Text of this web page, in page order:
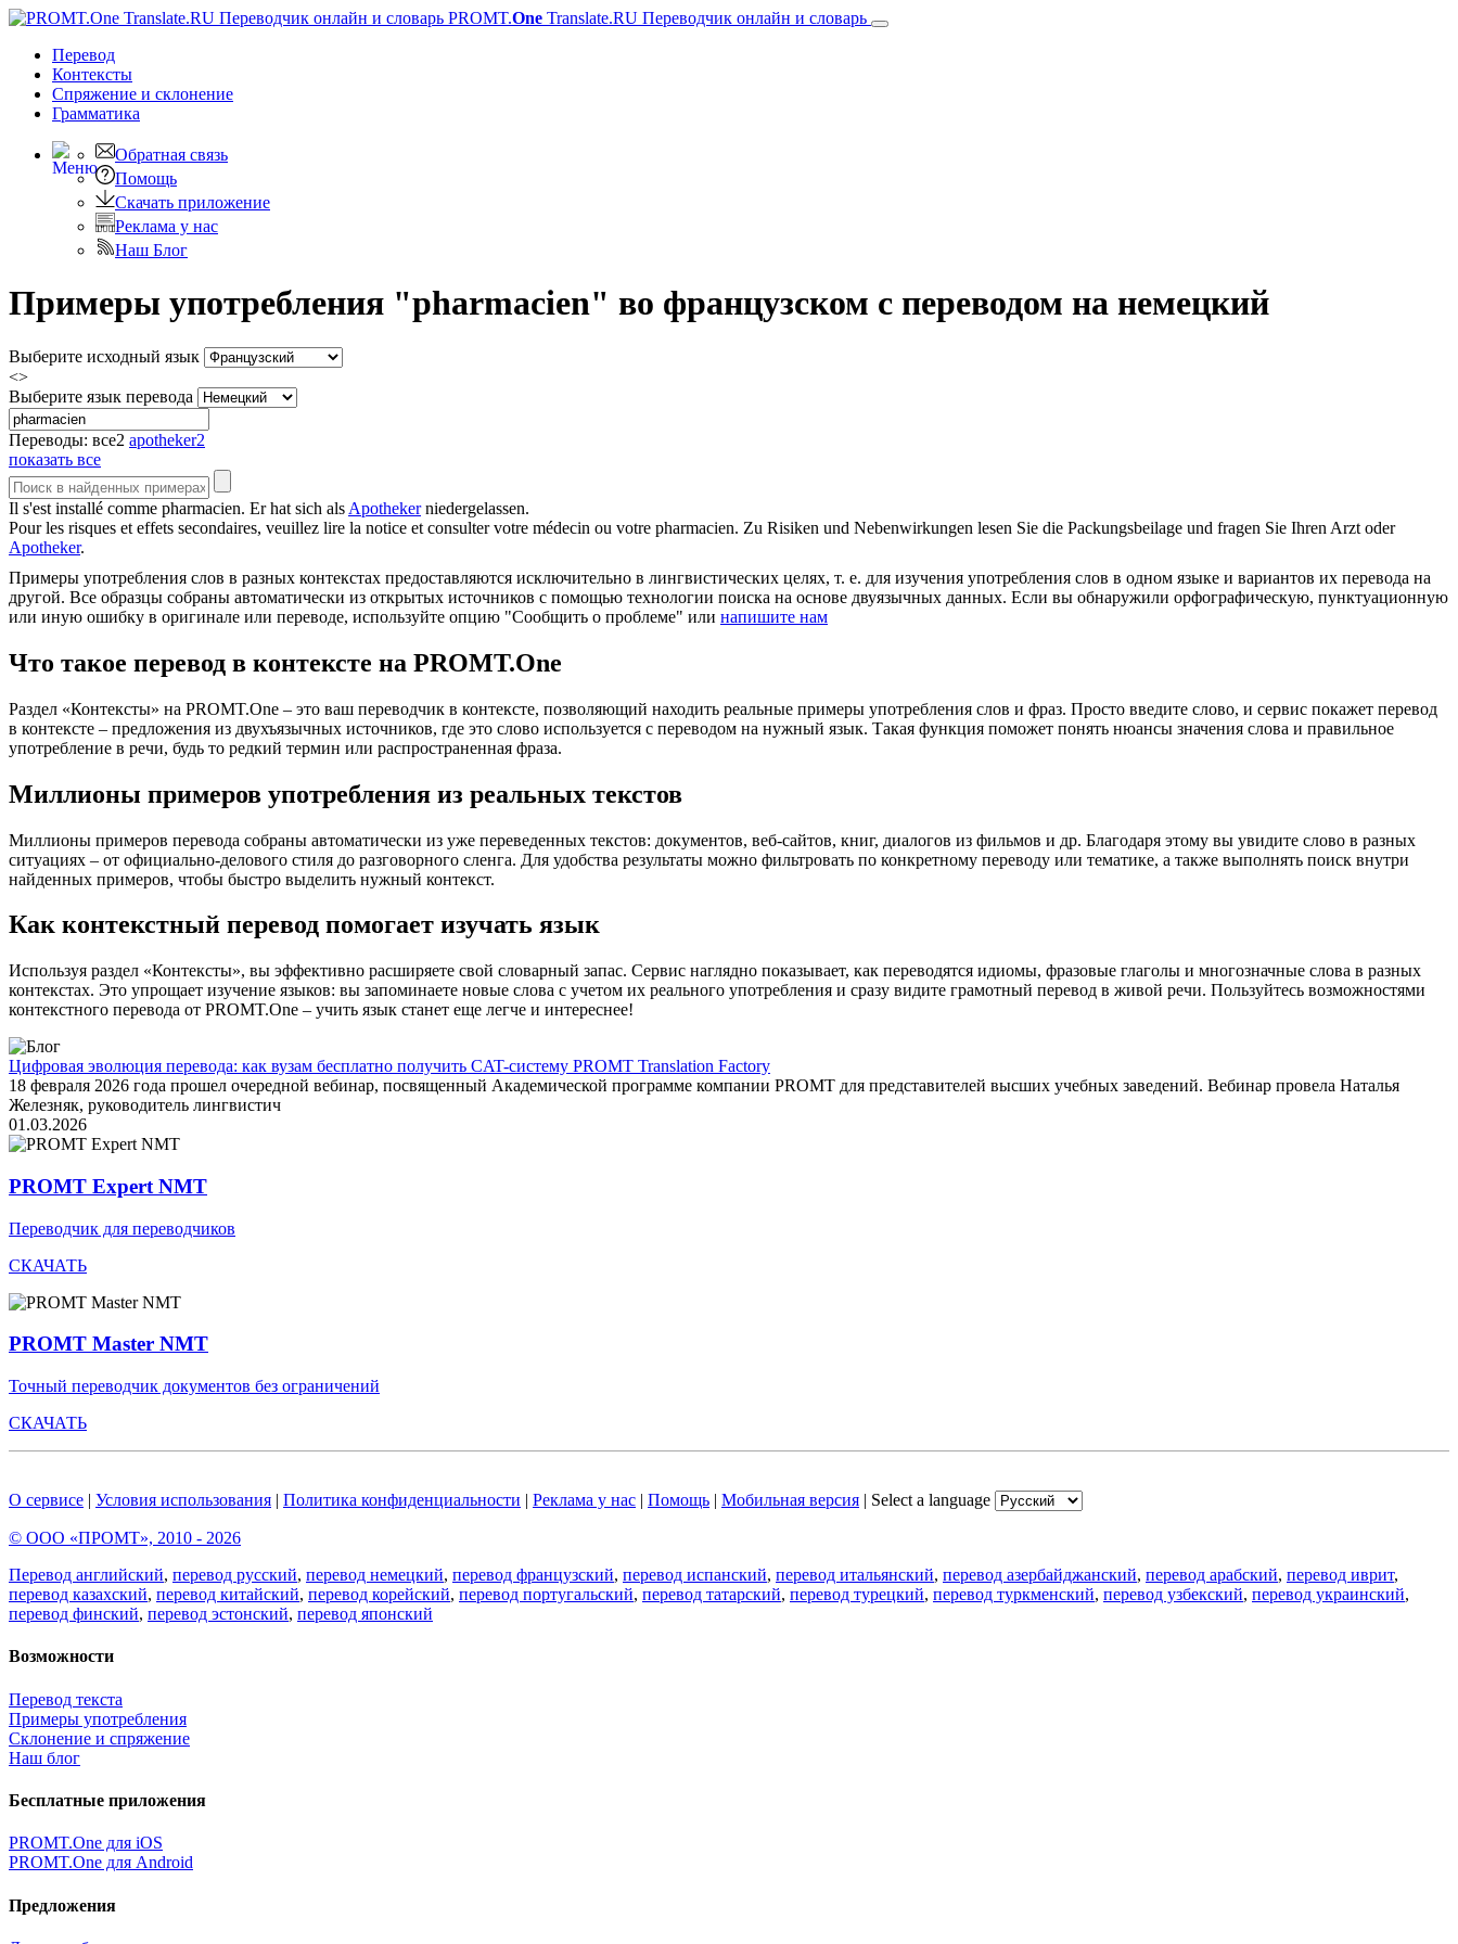
PROMT.One Translate.RU Переводчик онлайн и словарь
Перевод
Контексты
Спряжение и склонение
Грамматика
Обратная связь
Помощь
Скачать приложение
Реклама у нас
Наш Блог
Примеры употребления "pharmacien" во французском с переводом на немецкий
Выберите исходный язык
<>
Выберите язык перевода
Переводы: все2 apotheker2
показать все
Il s'est installé comme pharmacien. Er hat sich als Apothekerniedergelassen.
Pour les risques et effets secondaires, veuillez lire la notice et consulter votre médecin ou votre pharmacien. Zu Risiken und Nebenwirkungen lesen Sie die Packungsbeilage und fragen Sie Ihren Arzt oder
Apotheker.
Примеры употребления слов в разных контекстах предоставляются исключительно в лингвистических целях, т. е. для изучения употребления слов в одном языке и вариантов их перевода на
другой. Все образцы собраны автоматически из открытых источников с помощью технологии поиска на основе двуязычных данных. Если вы обнаружили орфографическую, пунктуационную
или иную ошибку в оригинале или переводе, используйте опцию "Сообщить о проблеме" или напишите нам
Что такое перевод в контексте на PROMT.One
Раздел «Контексты» на PROMT.One – это ваш переводчик в контексте, позволяющий находить реальные примеры употребления слов и фраз. Просто введите слово, и сервис покажет перевод
в контексте – предложения из двухъязычных источников, где это слово используется с переводом на нужный язык. Такая функция поможет понять нюансы значения слова и правильное
употребление в речи, будь то редкий термин или распространенная фраза.
Миллионы примеров употребления из реальных текстов
Миллионы примеров перевода собраны автоматически из уже переведенных текстов: документов, веб-сайтов, книг, диалогов из фильмов и др. Благодаря этому вы увидите слово в разных
ситуациях – от официально-делового стиля до разговорного сленга. Для удобства результаты можно фильтровать по конкретному переводу или тематике, а также выполнять поиск внутри
найденных примеров, чтобы быстро выделить нужный контекст.
Как контекстный перевод помогает изучать язык
Используя раздел «Контексты», вы эффективно расширяете свой словарный запас. Сервис наглядно показывает, как переводятся идиомы, фразовые глаголы и многозначные слова в разных
контекстах. Это упрощает изучение языков: вы запоминаете новые слова с учетом их реального употребления и сразу видите грамотный перевод в живой речи. Пользуйтесь возможностями
контекстного перевода от PROMT.One – учить язык станет еще легче и интереснее!
Цифровая эволюция перевода: как вузам бесплатно получить CAT-систему PROMT Translation Factory
18 февраля 2026 года прошел очередной вебинар, посвященный Академической программе компании PROMT для представителей высших учебных заведений. Вебинар провела Наталья
Железняк, руководитель лингвистич
01.03.2026
PROMT Expert NMT
Переводчик для переводчиков
СКАЧАТЬ
PROMT Master NMT
Точный переводчик документов без ограничений
СКАЧАТЬ
О сервисе | Условия использования | Политика конфиденциальности | Реклама у нас | Помощь | Мобильная версия | Select a language
© ООО «ПРОМТ», 2010 - 2026
Перевод английский, перевод русский, перевод немецкий, перевод французский, перевод испанский, перевод итальянский, перевод азербайджанский, перевод арабский, перевод иврит,
перевод казахский, перевод китайский, перевод корейский, перевод португальский, перевод татарский, перевод турецкий, перевод туркменский, перевод узбекский, перевод украинский,
перевод финский, перевод эстонский, перевод японский
Возможности
Перевод текста
Примеры употребления
Склонение и спряжение
Наш блог
Бесплатные приложения
PROMT.One для iOS
PROMT.One для Android
Предложения